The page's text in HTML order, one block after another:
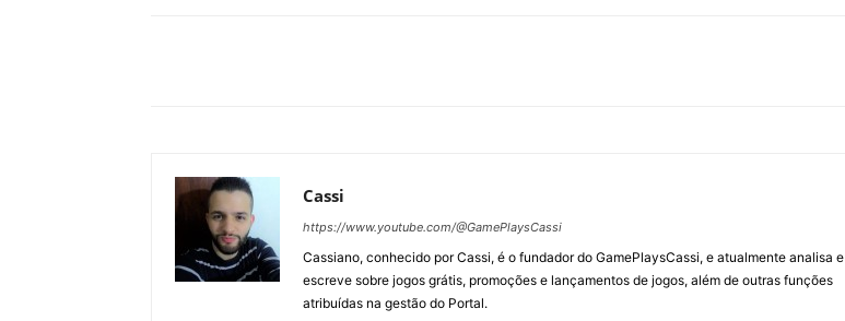
Cassi
https://www.youtube.com/@GamePlaysCassi
Cassiano, conhecido por Cassi, é o fundador do GamePlaysCassi, e atualmente analisa e
escreve sobre jogos grátis, promoções e lançamentos de jogos, além de outras funções
atribuídas na gestão do Portal.